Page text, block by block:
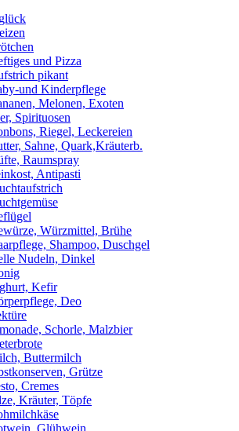
und Pizza
pikant
und Kinderpflege
Melonen, Exoten
Spirituosen
Riegel, Leckereien
Sahne, Quark,Kräuterb.
Raumspray
Antipasti
Würzmittel, Brühe
Shampoo, Duschgel
Nudeln, Dinkel
Kefir
Deo
Schorle, Malzbier
Buttermilch
Grütze
Cremes
Kräuter, Töpfe
Glühwein